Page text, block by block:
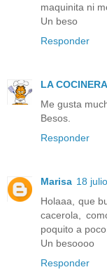
maquinita ni
Un beso
Responder
LA
Me gusta
Besos.
Responder
Marisa 18
Holaaa, que
cacerola,
poquito a
Un besoooo
Responder